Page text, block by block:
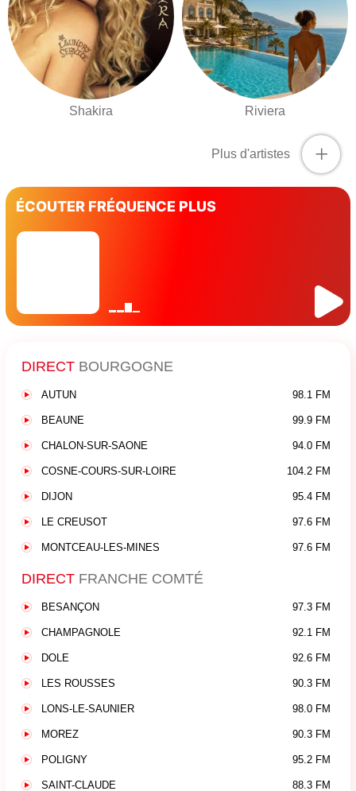
Shakira Riviera
+
Plus d'artistes
ÉCOUTER FRÉQUENCE PLUS
DIRECT BOURGOGNE
AUTUN 98.1 FM
BEAUNE 99.9 FM
CHALON-SUR-SAONE 94.0 FM
COSNE-COURS-SUR-LOIRE 104.2 FM
DIJON 95.4 FM
LE CREUSOT 97.6 FM
MONTCEAU-LES-MINES 97.6 FM
DIRECT FRANCHE COMTÉ
BESANÇON 97.3 FM
CHAMPAGNOLE 92.1 FM
DOLE 92.6 FM
LES ROUSSES 90.3 FM
LONS-LE-SAUNIER 98.0 FM
MOREZ 90.3 FM
POLIGNY 95.2 FM
SAINT-CLAUDE 88.3 FM